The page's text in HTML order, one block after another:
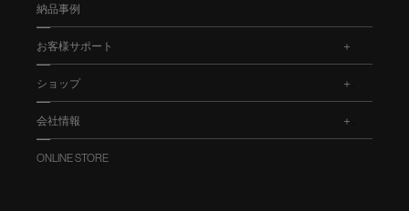
納品事例
お客様サポート
ショップ
会社情報
ONLINE STORE